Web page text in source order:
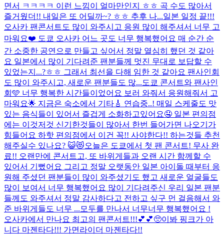
면서 ㅋㅋㅋㅋ 이런 느낌이 얼마만인지 ㅎㅎ 곡 수도 많아서
즐거웠더!! 내일은 또 어딜까~? ㅎㅎ 추후 나...일본 일정 끝!!!
오사카 팬콘서트도 많이 와주시고 응원 많이 해주셔서 너무 고
마워요❤️ 도쿄 오사카 어느 곳도 너무 행복했어요 매 순간 순
간 소중한 공연으로 만들고 싶어서 정말 열심히 했던 것 같아
요 일본에서 많이 기다려준 팬분들께 멋진 무대로 보답할 수
있었는지...?ㅎㅎ 그래서 최선을 다해 임한 것 같아요 팬사인회
도 많이 와주시고, 새로운 팬분들도 많...도쿄 콘서트와 팬사인
회🩵 너무 행복한 시간들이었어요 보러 와줘서 응원해줘서 고
마워요🌟 지금은 숙소에서 기타🎸 연습중..! 매일 스케줄도 맛
있는 음식들이 있어서 즐겁게 소화하고있어요🤤 일본 편의점
에는 이것저것 신기한것들이 많아서 한번 들어가면 나오기가
힘들어요 하핫 편의점에서 이건 꼭!! 사야한다!! 하는것들 추천
해주실수 있나요? 😺😻오늘은 도쿄에서 첫 팬 콘서트! 무사 완
료!! 오랜만에 콘서트고, 또 바위게들과 오랜 시간 함께할 수
있어서 기뻤어요 그리고 정말 오랫동안 일본 아이돌 때부터 응
원해 주셨던 팬분들이 많이 와주셨기도 했고 새로운 얼굴들도
많이 보여서 너무 행복했어요 많이 기다려주신 우리 일본 팬분
들께도 와주셔서 정말 감사하다고 전하고 싶구 먼 걸음해서 와
준 바위게들도 너무 ... 모두를 만나서 너무너무 행복했어요 !
오사카에서 만나요 최고의 팬콘서트!!!💕💕🥺이봐 핑크가 아
니다 마젠타다!!! 가면라이더 마젠타다!!